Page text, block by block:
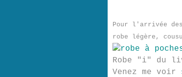
Pour l'arrivée
robe légère,
Robe "i" du
Venez me voir